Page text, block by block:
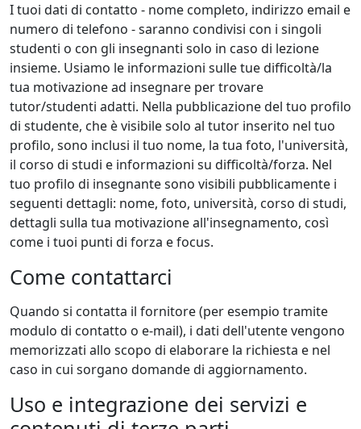
I tuoi dati di contatto - nome completo, indirizzo email e
numero di telefono - saranno condivisi con i singoli
studenti o con gli insegnanti solo in caso di lezione
insieme. Usiamo le informazioni sulle tue difficoltà/la
tua motivazione ad insegnare per trovare
tutor/studenti adatti. Nella pubblicazione del tuo profilo
di studente, che è visibile solo al tutor inserito nel tuo
profilo, sono inclusi il tuo nome, la tua foto, l'università,
il corso di studi e informazioni su difficoltà/forza. Nel
tuo profilo di insegnante sono visibili pubblicamente i
seguenti dettagli: nome, foto, università, corso di studi,
dettagli sulla tua motivazione all'insegnamento, così
come i tuoi punti di forza e focus.
Come contattarci
Quando si contatta il fornitore (per esempio tramite
modulo di contatto o e-mail), i dati dell'utente vengono
memorizzati allo scopo di elaborare la richiesta e nel
caso in cui sorgano domande di aggiornamento.
Uso e integrazione dei servizi e